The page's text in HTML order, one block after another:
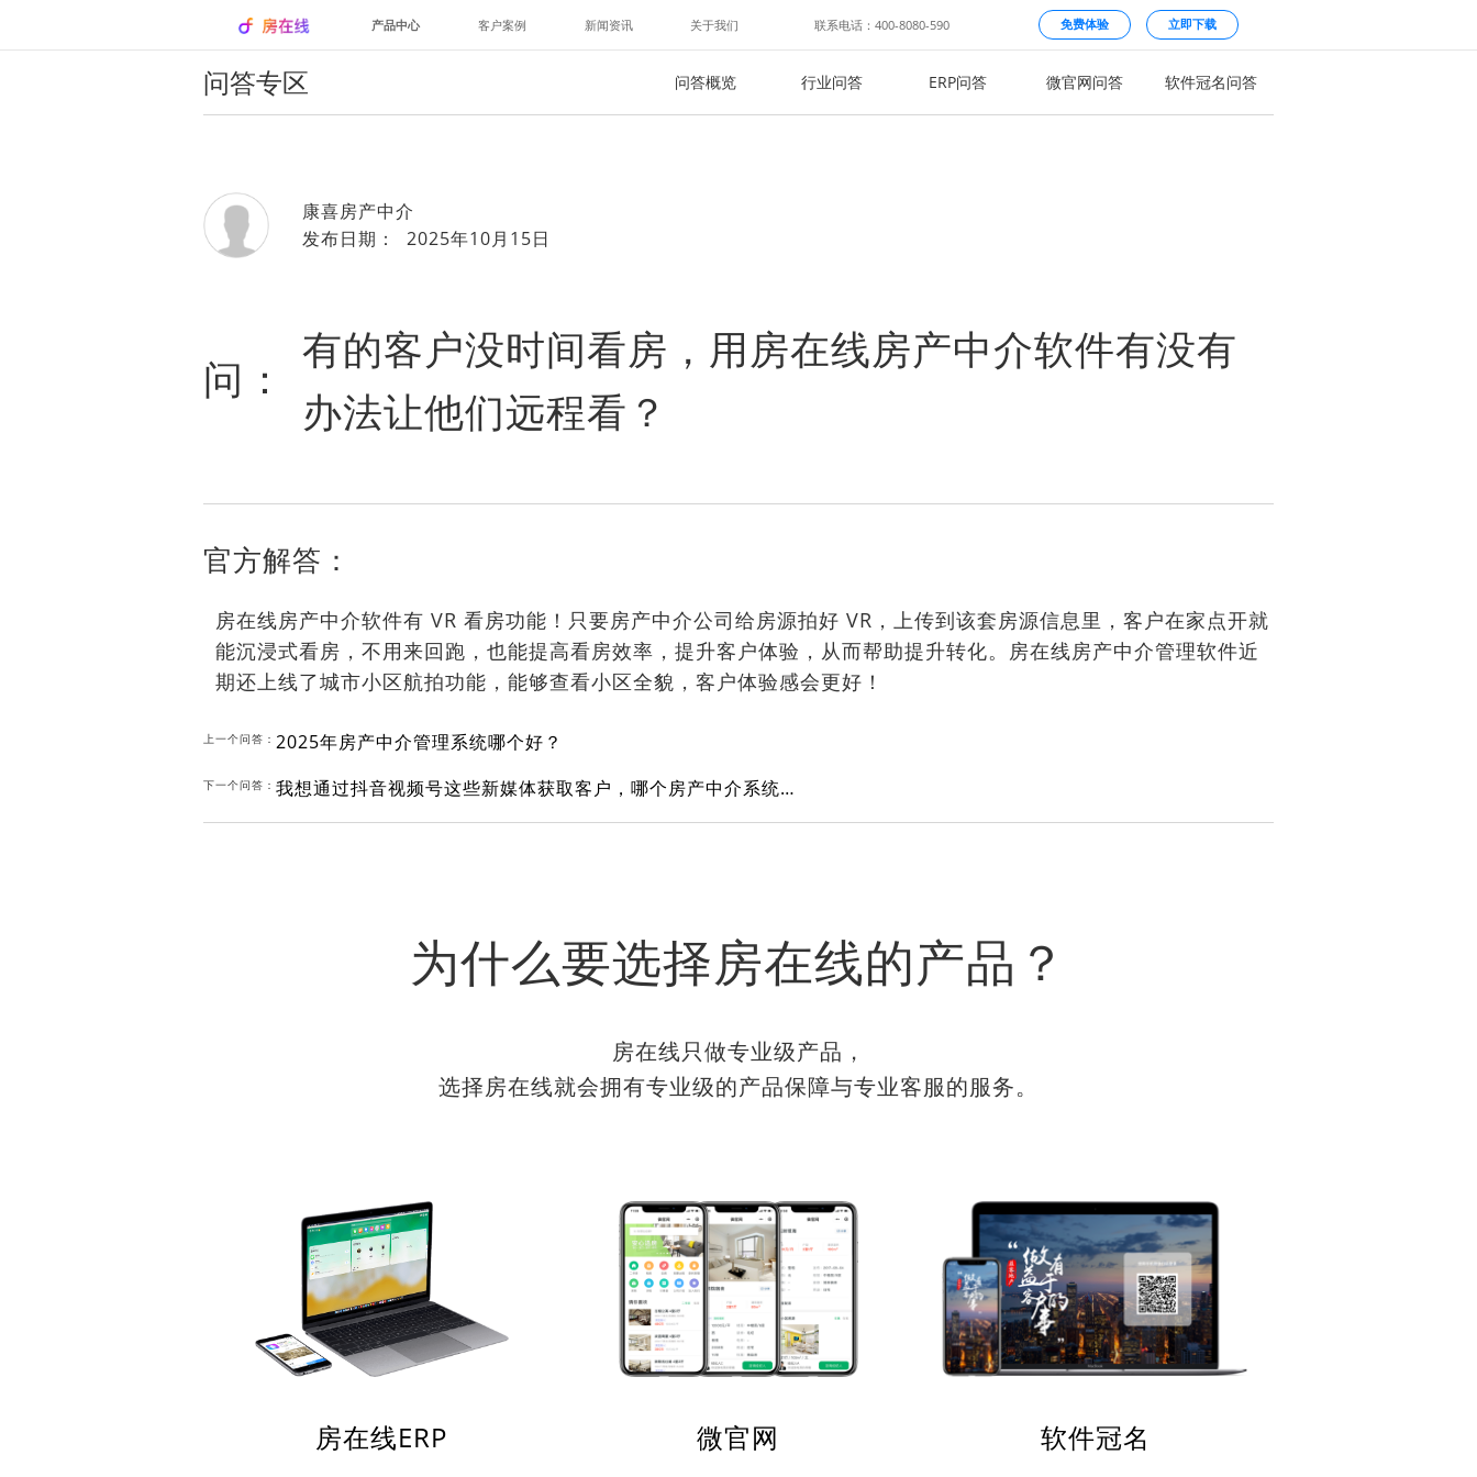
产品中心 客户案例 新闻资讯 关于我们 联系电话：400-8080-590 免费体验 立即下载
问答专区 问答概览 行业问答 ERP问答 微官网问答 软件冠名问答
康喜房产中介
发布日期： 2025年10月15日
问：
有的客户没时间看房，用房在线房产中介软件有没有
办法让他们远程看？
官方解答：
房在线房产中介软件有 VR 看房功能！ 只要房产中介公司给房源拍好 VR ， 上传到该套房源信息里， 客户在家点开就
能沉浸式看房，不用来回跑，也能提高看房效率 ， 提升客户体验，从而帮助提升转化。房在线房产中介管理软件近
期还上线了城市小区航拍功能，能够查看小区全貌，客户体验感会更好！
上一个问答： 2025年房产中介管理系统哪个好？
下一个问答： 我想通过抖音视频号这些新媒体获取客户，哪个房产中介系统比较好？
为什么要选择房在线的产品？
房在线只做专业级产品，
选择房在线就会拥有专业级的产品保障与专业客服的服务。
房在线ERP 微官网 软件冠名